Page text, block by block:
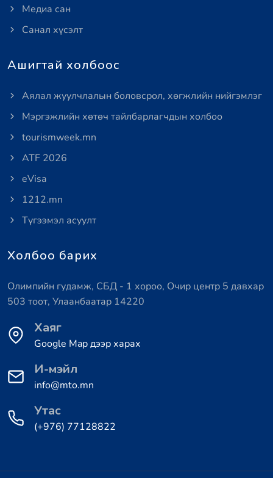
Медиа сан
Санал хүсэлт
Ашигтай холбоос
Аялал жуулчлалын боловсрол, хөгжлийн нийгэмлэг
Мэргэжлийн хөтөч тайлбарлагчдын холбоо
tourismweek.mn
ATF 2026
eVisa
1212.mn
Түгээмэл асуулт
Холбоо барих
Олимпийн гудамж, СБД - 1 хороо, Очир центр 5 давхар
503 тоот, Улаанбаатар 14220
Хаяг
Google Map дээр харах
И-мэйл
info@mto.mn
Утас
(+976) 77128822